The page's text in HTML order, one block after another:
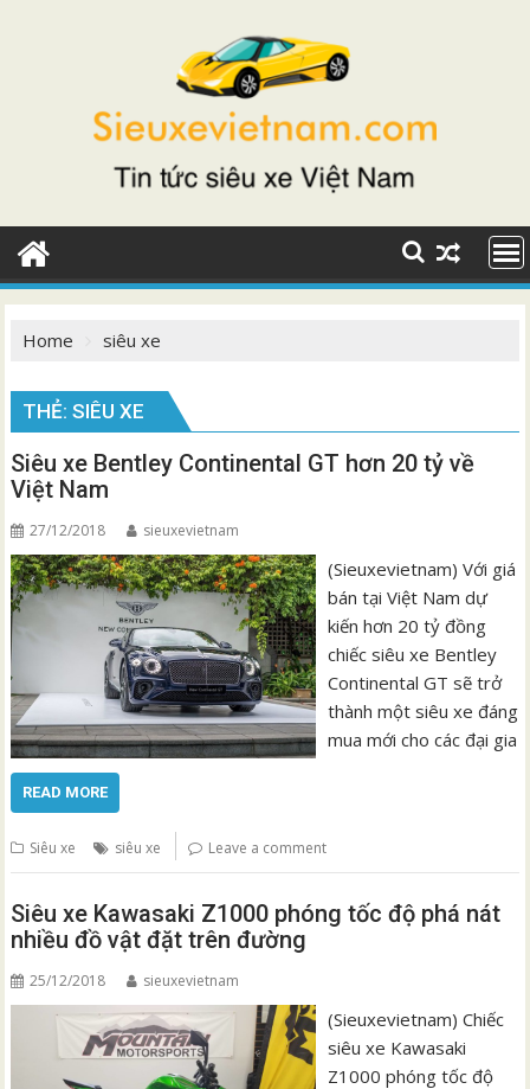
Home siêu xe
THẺ:SIÊU XE
Siêu xe Bentley Continental GT hơn 20 tỷ về
Việt Nam
27/12/2018 sieuxevietnam
(Sieuxevietnam) Với giá
bán tại Việt Nam dự
kiến hơn 20 tỷ đồng
chiếc siêu xe Bentley
Continental GT sẽ trở
thành một siêu xe đáng
mua mới cho các đại gia
READ MORE
Siêu xe siêu xe Leave a comment
Siêu xe Kawasaki Z1000 phóng tốc độ phá nát
nhiều đồ vật đặt trên đường
25/12/2018 sieuxevietnam
(Sieuxevietnam) Chiếc
siêu xe Kawasaki
Z1000 phóng tốc độ